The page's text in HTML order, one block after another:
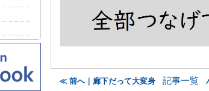
≪ 前へ｜廊下だって大変身 記事一覧